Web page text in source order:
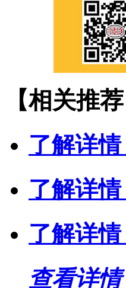
【相关推荐
了解详
了解详情
了解详情
查看详情